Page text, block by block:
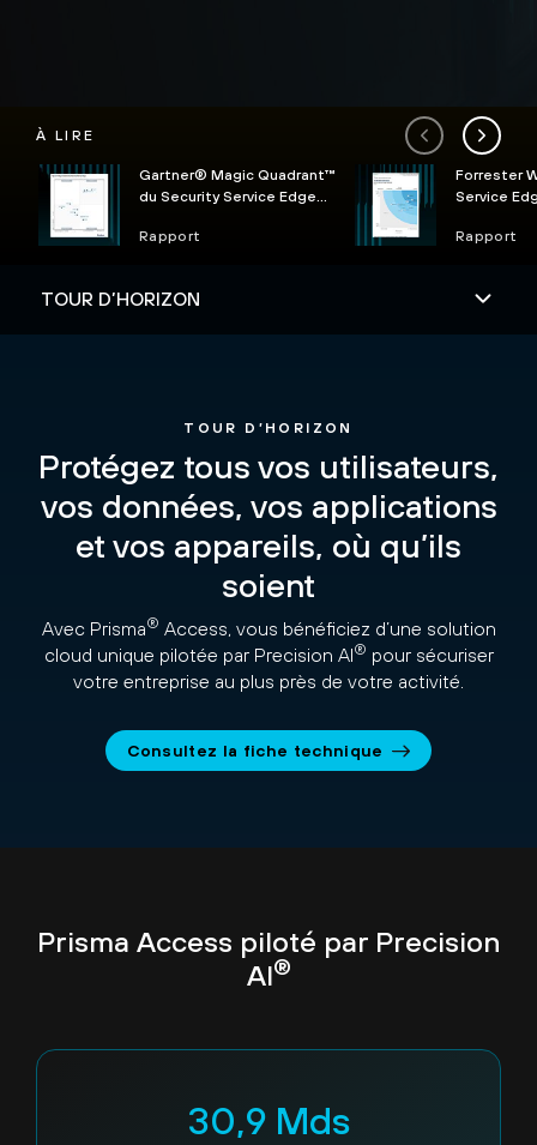
À LIRE
Gartner® Magic Quadrant™
du Security Service Edge
Rapport
Forrester
Service
Rapport
TOUR D’HORIZON
Protégez tous vos utilisateurs,
vos données, vos applications
et vos appareils, où qu’ils
soient
Avec Prisma® Access, vous bénéficiez d’une solution
cloud unique pilotée par Precision AI® pour sécuriser
votre entreprise au plus près de votre activité.
Consultez la fiche technique
Prisma Access piloté par Precision
AI®
30,9 Mds